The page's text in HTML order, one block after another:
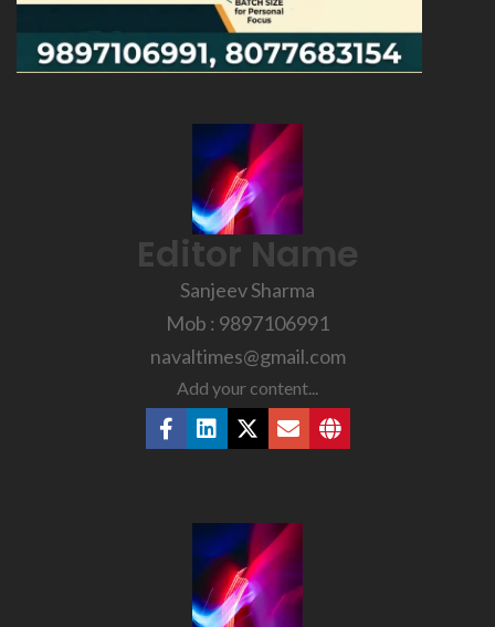
Editor Name
Sanjeev Sharma
Mob : 9897106991
navaltimes@gmail.com
Add your content...